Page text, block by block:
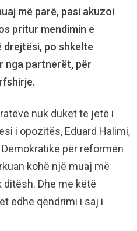
më parë, pasi akuzoi
pritur mendimin e
po shkelte
nga partnerët, për
nuk duket të jetë i
i opozitës, Eduard Halimi,
për reformën
kohë një muaj më
ditësh. Dhe me këtë
edhe qëndrimi i saj i